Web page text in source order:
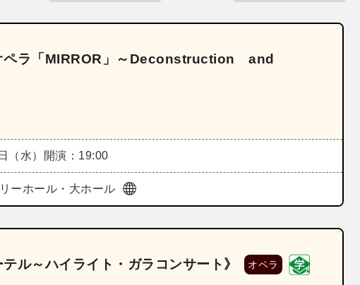
ペラ「MIRROR」～Deconstruction and
（水） 開演：19:00
ーホール・大ホール
ル～ハイライト・ガラコンサート》 オペラ